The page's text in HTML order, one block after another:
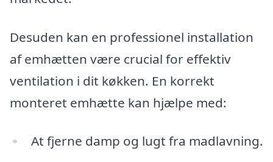
Desuden kan en professionel installation
af emhætten være crucial for effektiv
ventilation i dit køkken. En korrekt
monteret emhætte kan hjælpe med:
At fjerne damp og lugt fra madlavning.